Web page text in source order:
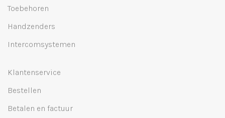
Toebehoren
Handzenders
Intercomsystemen
Klantenservice
Bestellen
Betalen en factuur